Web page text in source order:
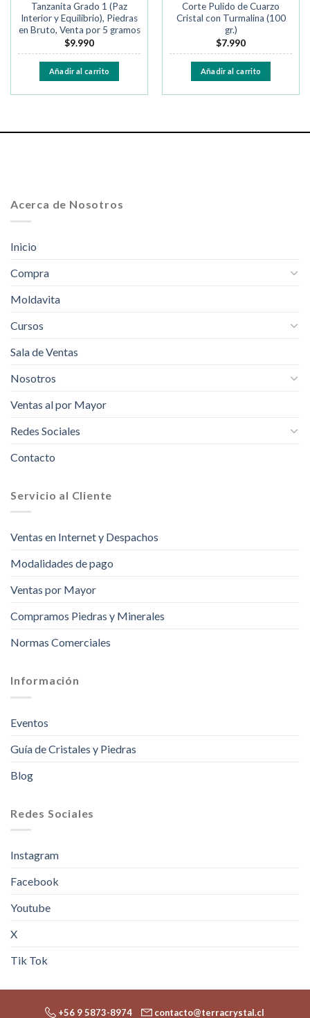
Tanzanita Grado 1 (Paz
Interior y Equilibrio), Piedras
en Bruto, Venta por 5 gramos
$9.990
Añadir al carrito
Corte Pulido de Cuarzo
Cristal con Turmalina (100
gr.)
$7.990
Añadir al carrito
Acerca de Nosotros
Inicio
Compra
Moldavita
Cursos
Sala de Ventas
Nosotros
Ventas al por Mayor
Redes Sociales
Contacto
Servicio al Cliente
Ventas en Internet y Despachos
Modalidades de pago
Ventas por Mayor
Compramos Piedras y Minerales
Normas Comerciales
Información
Eventos
Guía de Cristales y Piedras
Blog
Redes Sociales
Instagram
Facebook
Youtube
X
Tik Tok
+56 9 5873-8974 contacto@terracrystal.cl